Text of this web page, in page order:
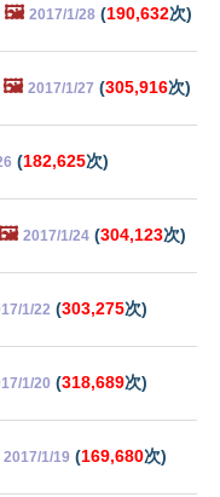
🖼️ 2017/1/28 (190,632次)
🖼️ 2017/1/27 (305,916次)
(182,625次)
2017/1/24 (304,123次)
1/22 (303,275次)
1/20 (318,689次)
2017/1/19 (169,680次)